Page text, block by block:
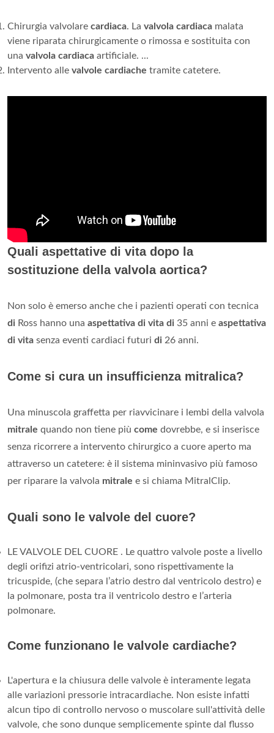
Chirurgia valvolare cardiaca. La valvola cardiaca malata
viene riparata chirurgicamente o rimossa e sostituita con
una valvola cardiaca artificiale. ...
Intervento alle valvole cardiache tramite catetere.
Quali aspettative di vita dopo la
sostituzione della valvola aortica?
Non solo è emerso anche che i pazienti operati con tecnica
di Ross hanno una aspettativa di vita di 35 anni e aspettativa
di vita senza eventi cardiaci futuri di 26 anni.
Come si cura un insufficienza mitralica?
Una minuscola graffetta per riavvicinare i lembi della valvola
mitrale quando non tiene più come dovrebbe, e si inserisce
senza ricorrere a intervento chirurgico a cuore aperto ma
attraverso un catetere: è il sistema mininvasivo più famoso
per riparare la valvola mitrale e si chiama MitralClip.
Quali sono le valvole del cuore?
LE VALVOLE DEL CUORE . Le quattro valvole poste a livello
degli orifizi atrio-ventricolari, sono rispettivamente la
tricuspide, (che separa l’atrio destro dal ventricolo destro) e
la polmonare, posta tra il ventricolo destro e l’arteria
polmonare.
Come funzionano le valvole cardiache?
L'apertura e la chiusura delle valvole è interamente legata
alle variazioni pressorie intracardiache. Non esiste infatti
alcun tipo di controllo nervoso o muscolare sull'attività delle
valvole, che sono dunque semplicemente spinte dal flusso